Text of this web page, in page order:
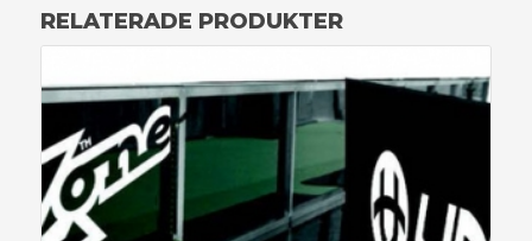
RELATERADE PRODUKTER